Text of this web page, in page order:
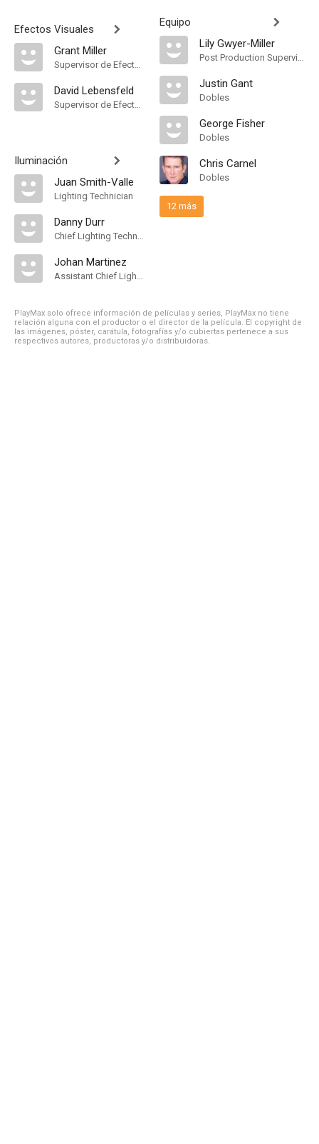
Efectos Visuales
Grant Miller
Supervisor de Efectos Visuales
David Lebensfeld
Supervisor de Efectos Visuales
Iluminación
Juan Smith-Valle
Lighting Technician
Danny Durr
Chief Lighting Technician
Johan Martinez
Assistant Chief Lighting Technician
Equipo
Lily Gwyer-Miller
Post Production Supervisor
Justin Gant
Dobles
George Fisher
Dobles
Chris Carnel
Dobles
12 más
PlayMax solo ofrece información de películas y series, PlayMax no tiene
relación alguna con el productor o el director de la película. El copyright de
las imágenes, póster, carátula, fotografías y/o cubiertas pertenece a sus
respectivos autores, productoras y/o distribuidoras.